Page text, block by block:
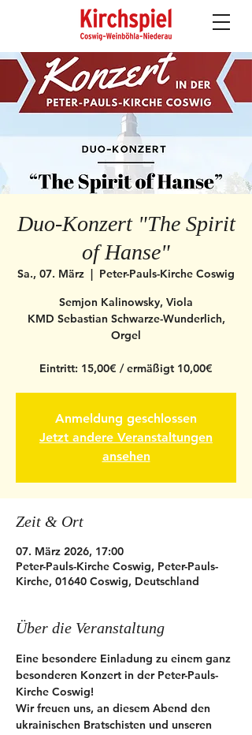
Duo-Konzert "The Spirit
of Hanse"
Sa., 07. März
  |
Peter-Pauls-Kirche Coswig
Semjon Kalinowsky, Viola
KMD Sebastian Schwarze-Wunderlich,
Orgel
Eintritt: 15,00€ / ermäßigt 10,00€
Anmeldung geschlossen
Jetzt andere Veranstaltungen
ansehen
Zeit & Ort
07. März 2026, 17:00
Peter-Pauls-Kirche Coswig, Peter-Pauls-
Kirche, 01640 Coswig, Deutschland
Über die Veranstaltung
Eine besondere Einladung zu einem ganz
besonderen Konzert in der Peter-Pauls-
Kirche Coswig!
Wir freuen uns, an diesem Abend den
ukrainischen Bratschisten und unseren